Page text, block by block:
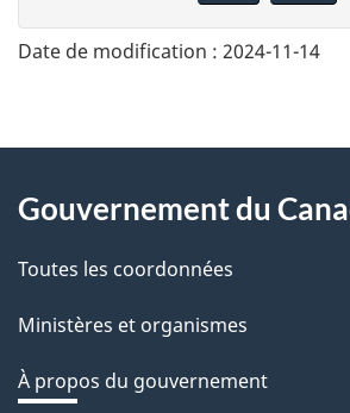
n
v
o
t
r
r
é
Date de modification : 2024-11-14
About
this
site
Gouvernement du
Toutes les coordonnées
Ministères et organismes
À propos du gouvernement